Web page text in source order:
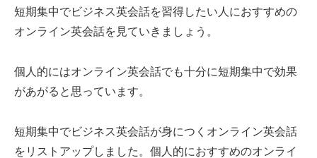
短期集中でビジネス英会話を習得したい人におすすめの
オンライン英会話を見ていきましょう。
個人的にはオンライン英会話でも十分に短期集中で効果
があがると思っています。
短期集中でビジネス英会話が身につくオンライン英会話
をリストアップしました。個人的におすすめのオンライ